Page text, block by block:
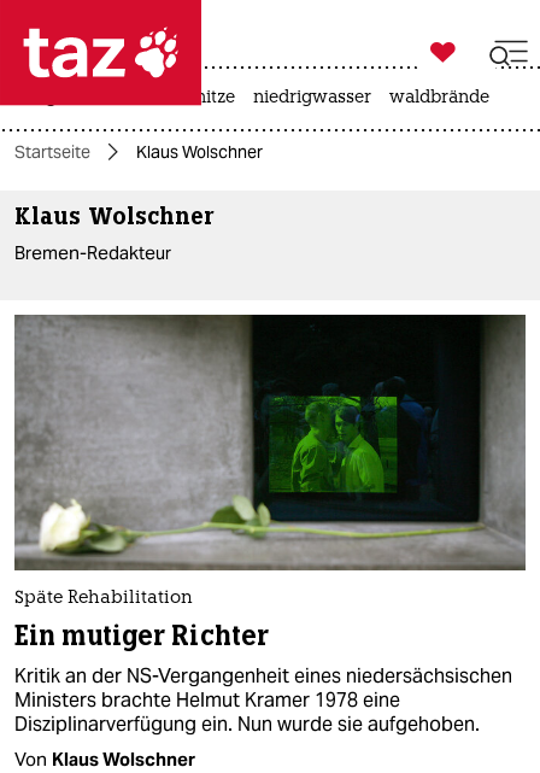
 taz zahl ich
taz zahl ich
themen
öko
gesellschaft
kultur
sport
berlin
nord
wahrheit
verlag
verlag

taz zahl ich
hitze niedrigwasser waldbrände
Startseite Klaus Wolschner
Klaus Wolschner
Bremen-Redakteur
Späte Rehabilitation
Ein mutiger Richter
Kritik an der NS-Vergangenheit eines niedersächsischen
Ministers brachte Helmut Kramer 1978 eine
Disziplinarverfügung ein. Nun wurde sie aufgehoben.
Von Klaus Wolschner